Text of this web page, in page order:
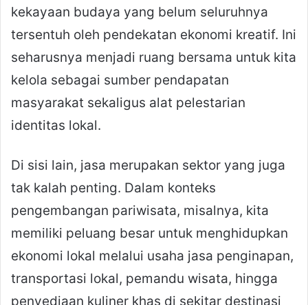
kekayaan budaya yang belum seluruhnya
tersentuh oleh pendekatan ekonomi kreatif. Ini
seharusnya menjadi ruang bersama untuk kita
kelola sebagai sumber pendapatan
masyarakat sekaligus alat pelestarian
identitas lokal.
Di sisi lain, jasa merupakan sektor yang juga
tak kalah penting. Dalam konteks
pengembangan pariwisata, misalnya, kita
memiliki peluang besar untuk menghidupkan
ekonomi lokal melalui usaha jasa penginapan,
transportasi lokal, pemandu wisata, hingga
penyediaan kuliner khas di sekitar destinasi